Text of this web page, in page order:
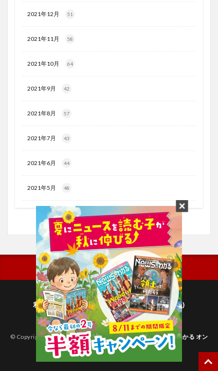
2021年12月 51
2021年11月 58
2021年10月 64
2021年9月 42
2021年8月 57
2021年7月 43
2021年6月 44
2021年5月 48
利用規約
プライバシーポリシー(毎日新聞出版)
個人情報について(毎日新聞社)
© Copyright 2026子どものためのニュース雑誌「ニュースがわかる オン
ライン」.